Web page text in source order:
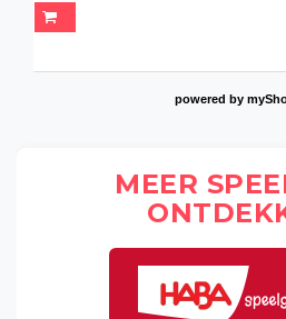
powered by
MEER